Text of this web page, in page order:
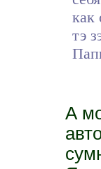
как
тэ
А